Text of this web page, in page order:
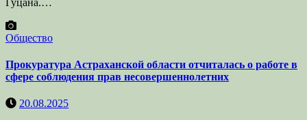
Гуцана.…
Общество
Прокуратура Астраханской области отчиталась о работе в
сфере соблюдения прав несовершеннолетних
20.08.2025